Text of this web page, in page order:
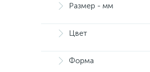
Размер - мм
Цвет
Форма